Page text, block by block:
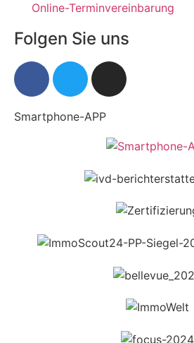
Online-Terminvereinbarung
Folgen Sie uns
Smartphone-APP